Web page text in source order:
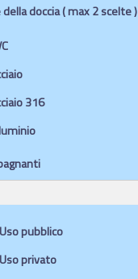
doccia ( max 2 scelte )
316
Uso pubblico
Uso privato